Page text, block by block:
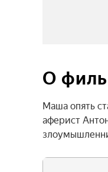
О
Маша опять
аферист